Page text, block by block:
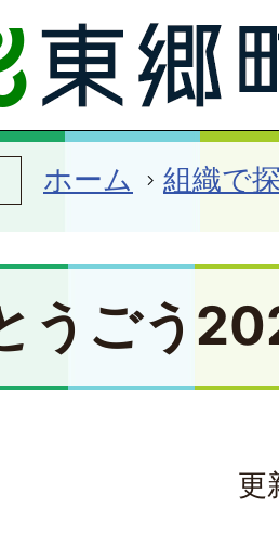
ホーム 組織で
うごう
更